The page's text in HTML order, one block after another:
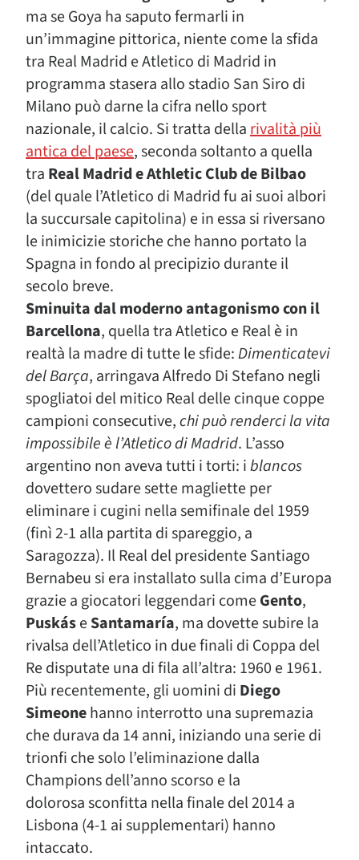
ma se Goya ha saputo fermarli in
un’immagine pittorica, niente come la sfida
tra Real Madrid e Atletico di Madrid in
programma stasera allo stadio San Siro di
Milano può darne la cifra nello sport
nazionale, il calcio. Si tratta dellarivalità più
antica del paese, seconda soltanto a quella
tra Real Madrid e Athletic Club de Bilbao
(del quale l’Atletico di Madrid fu ai suoi albori
la succursale capitolina) e in essa si riversano
le inimicizie storiche che hanno portato la
Spagna in fondo al precipizio durante il
secolo breve.
Sminuita dal moderno antagonismo con il
Barcellona, quella tra Atletico e Real è in
realtà la madre di tutte le sfide:Dimenticatevi
del Barça, arringava Alfredo Di Stefano negli
spogliatoi del mitico Real delle cinque coppe
campioni consecutive,chi può renderci la vita
impossibile è l’Atletico di Madrid. L’asso
argentino non aveva tutti i torti: iblancos
dovettero sudare sette magliette per
eliminare i cugini nella semifinale del 1959
(finì 2-1 alla partita di spareggio, a
Saragozza). Il Real del presidente Santiago
Bernabeu si era installato sulla cima d’Europa
grazie a giocatori leggendari comeGento,
PuskáseSantamaría, ma dovette subire la
rivalsa dell’Atletico in due finali di Coppa del
Re disputate una di fila all’altra: 1960 e 1961.
Più recentemente, gli uomini di Diego
Simeonehanno interrotto una supremazia
che durava da 14 anni, iniziando una serie di
trionfi che solo l’eliminazione dalla
Champions dell’anno scorso e la
dolorosa sconfitta nella finale del 2014 a
Lisbona (4-1 ai supplementari) hanno
intaccato.